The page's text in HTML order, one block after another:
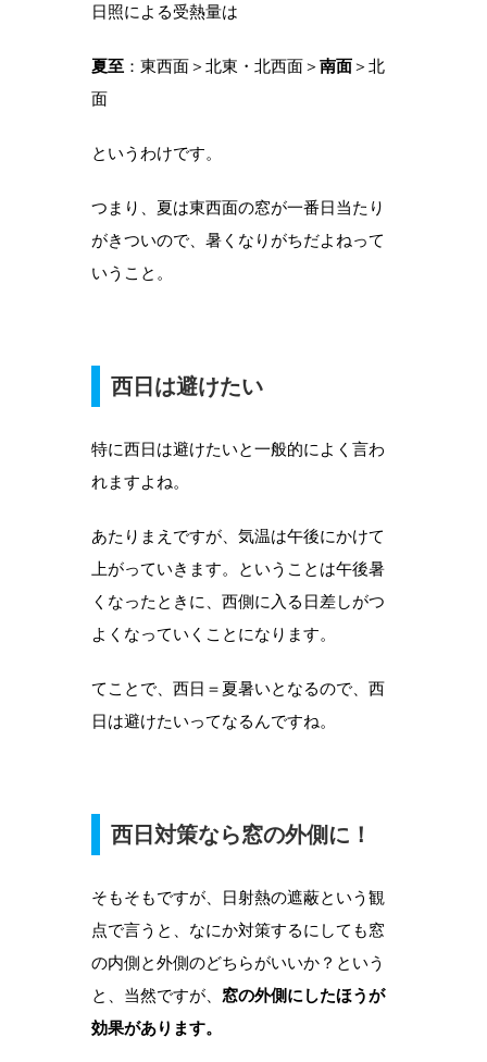
日照による受熱量は
夏至 ：東西面＞北東・北西面＞ 南面＞北
面
というわけです。
つまり、夏は東西面の窓が一番日当たり
がきついので、暑くなりがちだよねって
いうこと。
西日は避けたい
特に西日は避けたいと一般的によく言わ
れますよね。
あたりまえですが、気温は午後にかけて
上がっていきます。ということは午後暑
くなったときに、西側に入る日差しがつ
よくなっていくことになります。
てことで、西日＝夏暑いとなるので、西
日は避けたいってなるんですね。
西日対策なら窓の外側に！
そもそもですが、日射熱の遮蔽という観
点で言うと、なにか対策するにしても窓
の内側と外側のどちらがいいか？という
と、当然ですが、 窓の外側にしたほうが
効果があります。